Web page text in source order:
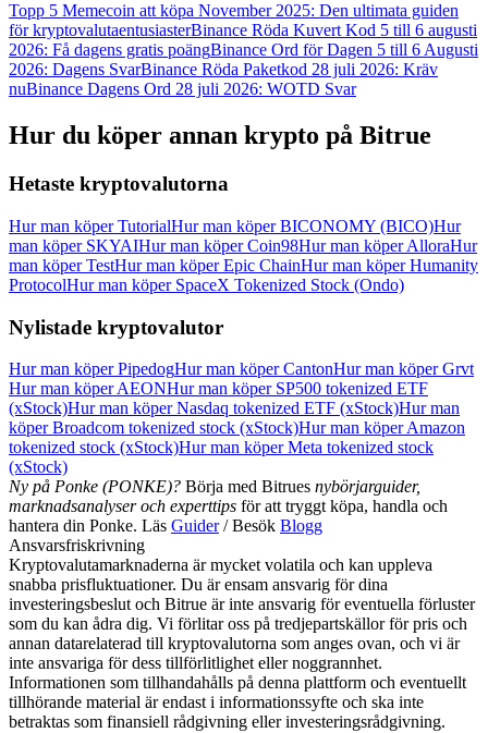
Topp 5 Memecoin att köpa November 2025: Den ultimata guiden
för kryptovalutaentusiasterBinance Röda Kuvert Kod 5 till 6 augusti
2026: Få dagens gratis poängBinance Ord för Dagen 5 till 6 Augusti
2026: Dagens SvarBinance Röda Paketkod 28 juli 2026: Kräv
nuBinance Dagens Ord 28 juli 2026: WOTD Svar
Hur du köper annan krypto på Bitrue
Hetaste kryptovalutorna
Hur man köper TutorialHur man köper BICONOMY (BICO)Hur
man köper SKYAIHur man köper Coin98Hur man köper AlloraHur
man köper TestHur man köper Epic ChainHur man köper Humanity
ProtocolHur man köper SpaceX Tokenized Stock (Ondo)
Nylistade kryptovalutor
Hur man köper PipedogHur man köper CantonHur man köper Grvt
Hur man köper AEONHur man köper SP500 tokenized ETF
(xStock)Hur man köper Nasdaq tokenized ETF (xStock)Hur man
köper Broadcom tokenized stock (xStock)Hur man köper Amazon
tokenized stock (xStock)Hur man köper Meta tokenized stock
(xStock)
Ny på Ponke (PONKE)? Börja med Bitrues nybörjarguider,
marknadsanalyser och experttips för att tryggt köpa, handla och
hantera din Ponke. Läs Guider/ Besök Blogg
Ansvarsfriskrivning
Kryptovalutamarknaderna är mycket volatila och kan uppleva
snabba prisfluktuationer. Du är ensam ansvarig för dina
investeringsbeslut och Bitrue är inte ansvarig för eventuella förluster
som du kan ådra dig. Vi förlitar oss på tredjepartskällor för pris och
annan datarelaterad till kryptovalutorna som anges ovan, och vi är
inte ansvariga för dess tillförlitlighet eller noggrannhet.
Informationen som tillhandahålls på denna plattform och eventuellt
tillhörande material är endast i informationssyfte och ska inte
betraktas som finansiell rådgivning eller investeringsrådgivning.